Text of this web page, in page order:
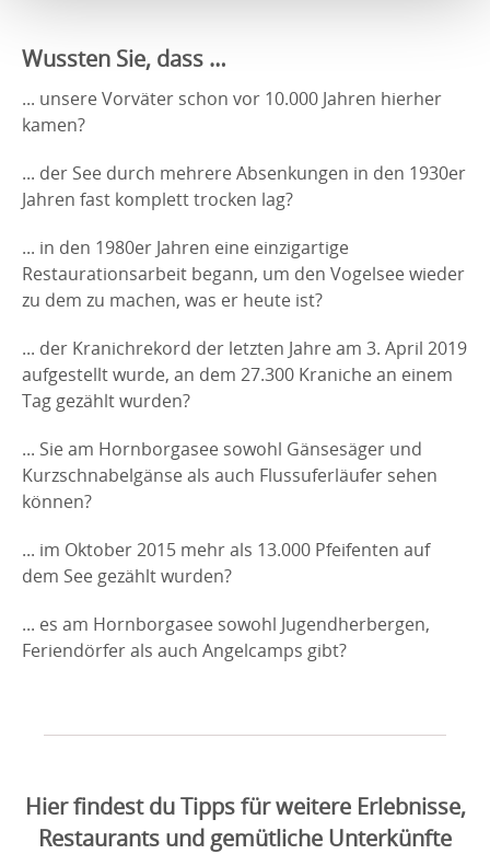
Wussten Sie, dass …
... unsere Vorväter schon vor 10.000 Jahren hierher
kamen?
... der See durch mehrere Absenkungen in den 1930er
Jahren fast komplett trocken lag?
... in den 1980er Jahren eine einzigartige
Restaurationsarbeit begann, um den Vogelsee wieder
zu dem zu machen, was er heute ist?
... der Kranichrekord der letzten Jahre am 3. April 2019
aufgestellt wurde, an dem 27.300 Kraniche an einem
Tag gezählt wurden?
... Sie am Hornborgasee sowohl Gänsesäger und
Kurzschnabelgänse als auch Flussuferläufer sehen
können?
... im Oktober 2015 mehr als 13.000 Pfeifenten auf
dem See gezählt wurden?
... es am Hornborgasee sowohl Jugendherbergen,
Feriendörfer als auch Angelcamps gibt?
Hier findest du Tipps für weitere Erlebnisse,
Restaurants und gemütliche Unterkünfte